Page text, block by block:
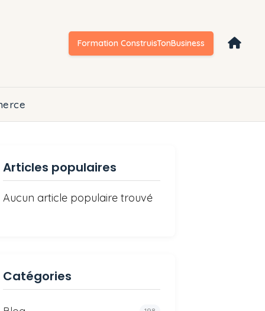
Formation ConstruisTonBusiness
Articles populaires
Aucun article populaire trouvé
Catégories